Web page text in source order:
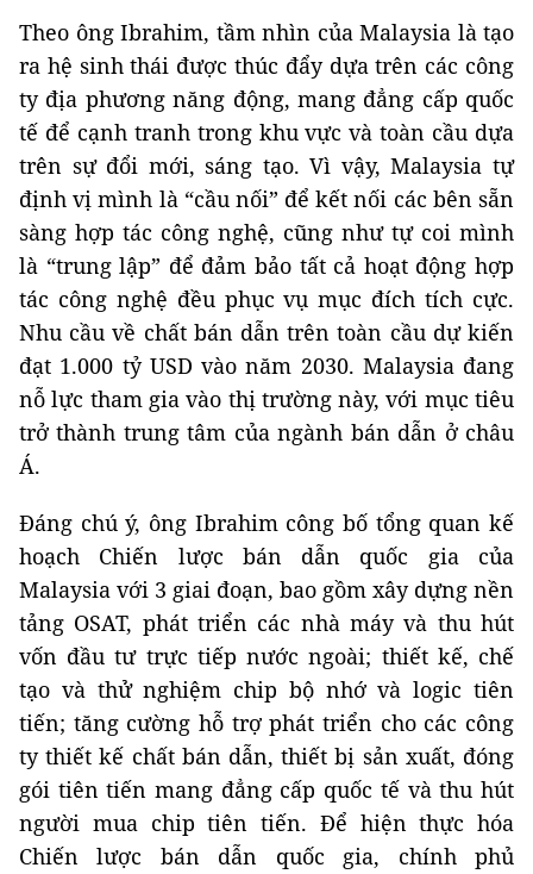
Theo ông Ibrahim, tầm nhìn của Malaysia là tạo
ra hệ sinh thái được thúc đẩy dựa trên các công
ty địa phương năng động, mang đẳng cấp quốc
tế để cạnh tranh trong khu vực và toàn cầu dựa
trên sự đổi mới, sáng tạo. Vì vậy, Malaysia tự
định vị mình là “cầu nối” để kết nối các bên sẵn
sàng hợp tác công nghệ, cũng như tự coi mình
là “trung lập” để đảm bảo tất cả hoạt động hợp
tác công nghệ đều phục vụ mục đích tích cực.
Nhu cầu về chất bán dẫn trên toàn cầu dự kiến
đạt 1.000 tỷ USD vào năm 2030. Malaysia đang
nỗ lực tham gia vào thị trường này, với mục tiêu
trở thành trung tâm của ngành bán dẫn ở châu
Á.
Đáng chú ý, ông Ibrahim công bố tổng quan kế
hoạch Chiến lược bán dẫn quốc gia của
Malaysia với 3 giai đoạn, bao gồm xây dựng nền
tảng OSAT, phát triển các nhà máy và thu hút
vốn đầu tư trực tiếp nước ngoài; thiết kế, chế
tạo và thử nghiệm chip bộ nhớ và logic tiên
tiến; tăng cường hỗ trợ phát triển cho các công
ty thiết kế chất bán dẫn, thiết bị sản xuất, đóng
gói tiên tiến mang đẳng cấp quốc tế và thu hút
người mua chip tiên tiến. Để hiện thực hóa
Chiến lược bán dẫn quốc gia, chính phủ